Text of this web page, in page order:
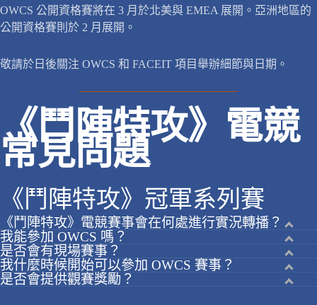
OWCS 公開資格賽將在 3 月於北美與 EMEA 展開。亞洲地區的
公開資格賽則於 2 月展開。
敬請於日後關注 OWCS 和 FACEIT 項目舉辦細節與日期。
《鬥陣特攻》電競
常見問題
《鬥陣特攻》冠軍系列賽
《鬥陣特攻》電競賽事會在何處進行實況轉播？
我能參加 OWCS 嗎？
是否會有現場賽事？
我什麼時候開始可以參加 OWCS 賽事？
是否會提供觀賽獎勵？